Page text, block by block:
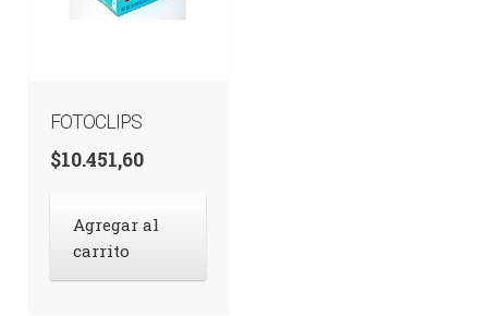
FOTOCLIPS
$10.451,60
Agregar al
carrito